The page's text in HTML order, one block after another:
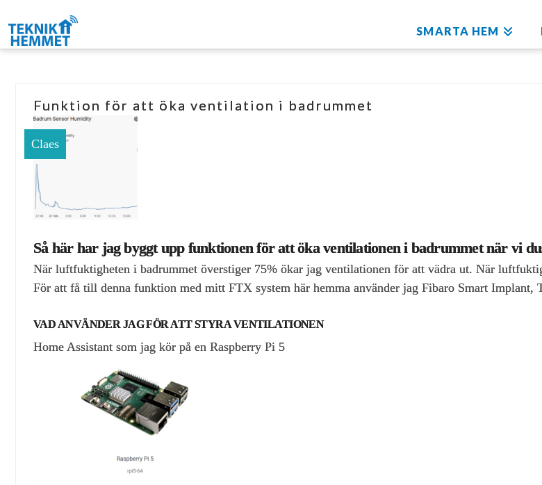
SMARTA HEM
Funktion för att öka ventilation i badrummet
Claes
Så här har jag byggt upp funktionen för att öka ventilationen i badrummet när vi
När luftfuktigheten i badrummet överstiger 75% ökar jag ventilationen för att vädra ut. När
För att få till denna funktion med mitt FTX system här hemma använder jag Fibaro Smart Implant,
VAD ANVÄNDER JAG FÖR ATT STYRA VENTILATIONEN
Home Assistant som jag kör på en Raspberry Pi 5